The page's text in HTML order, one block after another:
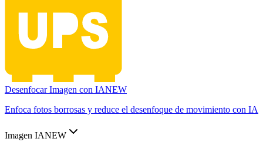
Desenfocar Imagen con IANEW
Enfoca fotos borrosas y reduce el desenfoque de movimiento con IA
Imagen IANEW